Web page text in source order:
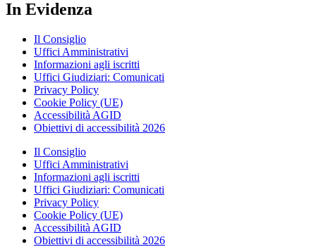
In Evidenza
Il Consiglio
Uffici Amministrativi
Informazioni agli iscritti
Uffici Giudiziari: Comunicati
Privacy Policy
Cookie Policy (UE)
Accessibilità AGID
Obiettivi di accessibilità 2026
Il Consiglio
Uffici Amministrativi
Informazioni agli iscritti
Uffici Giudiziari: Comunicati
Privacy Policy
Cookie Policy (UE)
Accessibilità AGID
Obiettivi di accessibilità 2026